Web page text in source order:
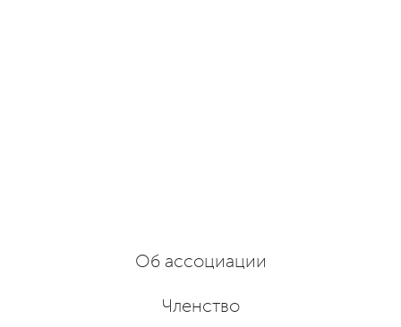
Об ассоциации
Членство